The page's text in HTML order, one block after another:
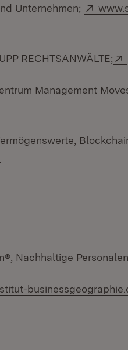
Unternehmen;
RECHTSANWÄLTE;
Management
Nachhaltige